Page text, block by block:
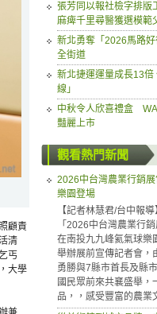
顧責
清
丐
大學
張芳同以報社檢字排版
麻痺千里尋醫獲選模範
新北勇奪「2026馬路
全街道
新北捷運運量成長13
線」
中秋令人欣喜禮盒
豔麗上市
觀看熱門新聞
2026中台灣農業行銷
樂園登場
【記者林慧君/台中報
「2026中台灣農業行
在南投九九峰氦氣球樂
舉辦展前宣傳記者會，
勇勝與7縣市首長及縣
國民眾前來共襄盛舉，
品，，感受豐富的農業